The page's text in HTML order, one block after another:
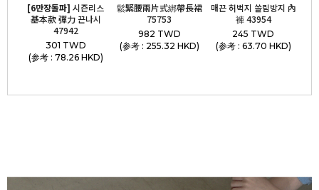
[6만장돌파] 시즌리스
基本款 彈力 끈나시
47942
301 TWD
(参考 : 78.26 HKD)
鬆緊腰兩片式綁帶長裙
75753
982 TWD
(参考 : 255.32 HKD)
매끈 허벅지 쓸림방지 內
褲 43954
245 TWD
(参考 : 63.70 HKD)